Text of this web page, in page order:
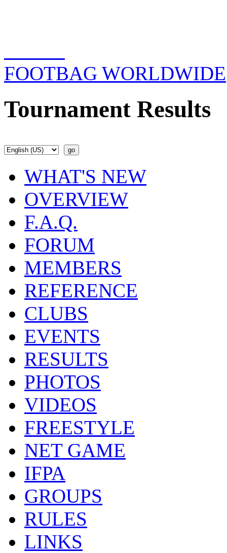
FOOTBAG WORLDWIDE
Tournament Results
WHAT'S NEW
OVERVIEW
F.A.Q.
FORUM
MEMBERS
REFERENCE
CLUBS
EVENTS
RESULTS
PHOTOS
VIDEOS
FREESTYLE
NET GAME
IFPA
GROUPS
RULES
LINKS